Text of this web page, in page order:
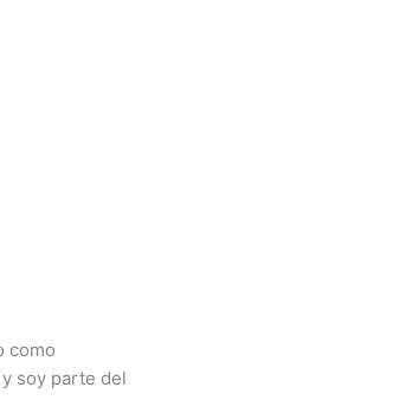
como
soy parte del